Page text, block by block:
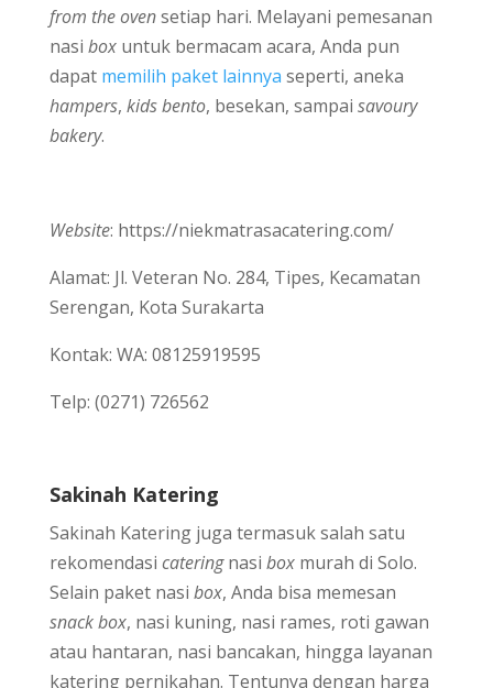
from the ovensetiap hari. Melayani pemesanan
nasi box untuk bermacam acara, Anda pun
dapat memilih paket lainnya seperti, aneka
hampers, kids bento, besekan, sampai savoury
bakery.
Website: https://niekmatrasacatering.com/
Alamat: Jl. Veteran No. 284, Tipes, Kecamatan
Serengan, Kota Surakarta
Kontak: WA: 08125919595
Telp: (0271) 726562
Sakinah Katering
Sakinah Katering juga termasuk salah satu
rekomendasi cateringnasi box murah di Solo.
Selain paket nasi box, Anda bisa memesan
snack box, nasi kuning, nasi rames, roti gawan
atau hantaran, nasi bancakan, hingga layanan
katering pernikahan. Tentunya dengan harga